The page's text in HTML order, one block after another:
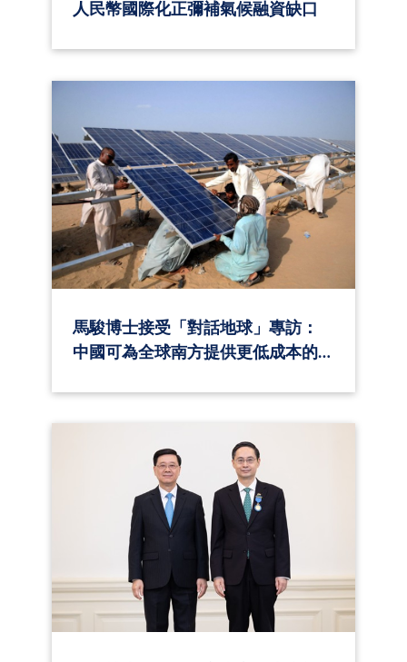
人民幣國際化正彌補氣候融資缺口
馬駿博士接受「對話地球」專訪：
中國可為全球南方提供更低成本的